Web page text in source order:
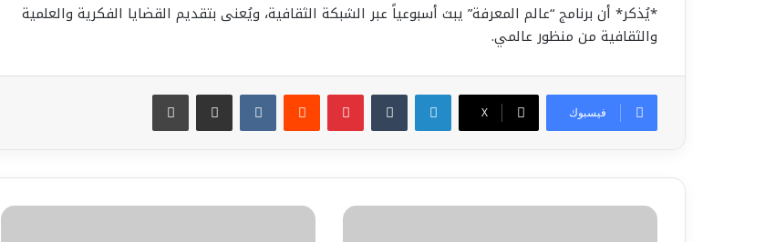
*يُذكر* أن برنامج “عالم المعرفة” يبث أسبوعياً عبر الشبكة الثقافية، ويُعنى بتقديم القضايا الفكرية والعلمية
والثقافية من منظور عالمي.
فيسبوك ‫X
لينكدإن بينتيريست مشاركة عبر البريد طباعة
د.
أفضل